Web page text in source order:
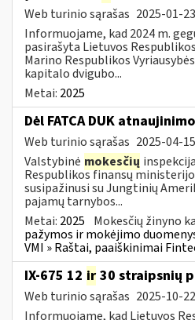
Web turinio sąrašas 2025-01-23
Informuojame, kad 2024 m.
pasirašyta Lietuvos
Marino Respublikos
kapitalo dvigubo...
Metai: 2025
Dėl FATCA DUK atnaujinimo
Web turinio sąrašas 2025-04-15
Valstybinė mokesčių
Respublikos finansų
susipažinusi su Jungtinių
pajamų tarnybos...
Metai: 2025 Mokesčių žinyno
pažymos ir mokėjimo
VMI » Raštai, paaiškinimai
IX-675 12 ir 30 straipsnių
Web turinio sąrašas 2025-10-22
Informuojame, kad Lietuvos